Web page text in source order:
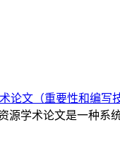
论文（重要性和编写
源学术论文是一种